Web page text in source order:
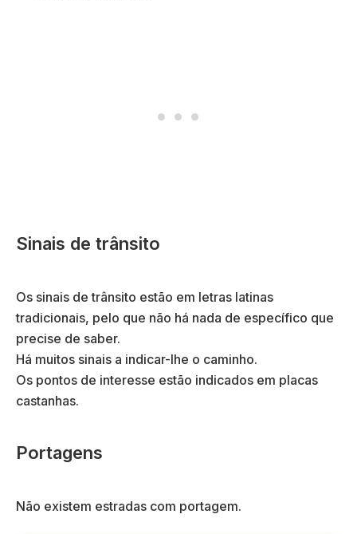
Sinais de trânsito
Os sinais de trânsito estão em letras latinas
tradicionais, pelo que não há nada de específico que
precise de saber.
Há muitos sinais a indicar-lhe o caminho.
Os pontos de interesse estão indicados em placas
castanhas.
Portagens
Não existem estradas com portagem.